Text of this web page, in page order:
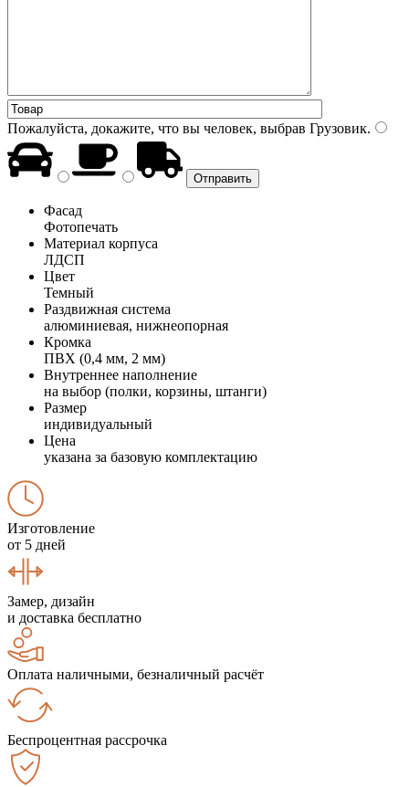
Пожалуйста, докажите, что вы человек, выбрав Грузовик.
Фасад
Фотопечать
Материал корпуса
ЛДСП
Цвет
Темный
Раздвижная система
алюминиевая, нижнеопорная
Кромка
ПВХ (0,4 мм, 2 мм)
Внутреннее наполнение
на выбор (полки, корзины, штанги)
Размер
индивидуальный
Цена
указана за базовую комплектацию
Изготовление
от 5 дней
Замер, дизайн
и доставка бесплатно
Оплата наличными, безналичный расчёт
Беспроцентная рассрочка